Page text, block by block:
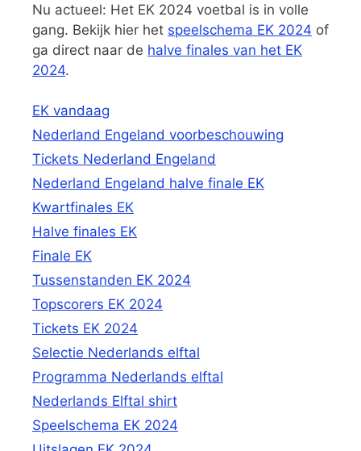
Nu actueel: Het EK 2024 voetbal is in volle
gang. Bekijk hier het speelschema EK 2024 of
ga direct naar de halve finales van het EK
2024.
EK vandaag
Nederland Engeland voorbeschouwing
Tickets Nederland Engeland
Nederland Engeland halve finale EK
Kwartfinales EK
Halve finales EK
Finale EK
Tussenstanden EK 2024
Topscorers EK 2024
Tickets EK 2024
Selectie Nederlands elftal
Programma Nederlands elftal
Nederlands Elftal shirt
Speelschema EK 2024